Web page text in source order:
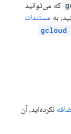
که می‌توانید
به مستندات
نکرده‌اید، آن